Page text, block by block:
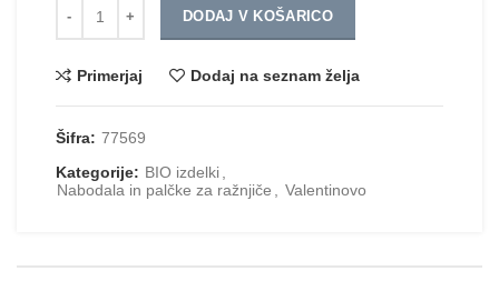
DODAJ V KOŠARICO
Primerjaj Dodaj na seznam želja
Šifra: 77569
Kategorije: BIO izdelki
Nabodala in palčke za ražnjiče
Valentinovo